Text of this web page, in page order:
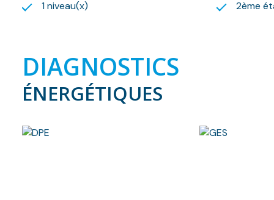
1 niveau(x) 2ème
DIAGNOSTICS
ÉNERGÉTIQUES